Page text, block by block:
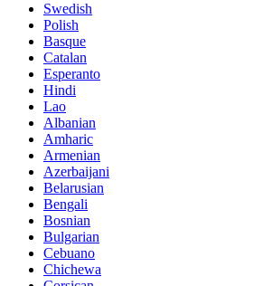
Swedish
Polish
Basque
Catalan
Esperanto
Hindi
Lao
Albanian
Amharic
Armenian
Azerbaijani
Belarusian
Bengali
Bosnian
Bulgarian
Cebuano
Chichewa